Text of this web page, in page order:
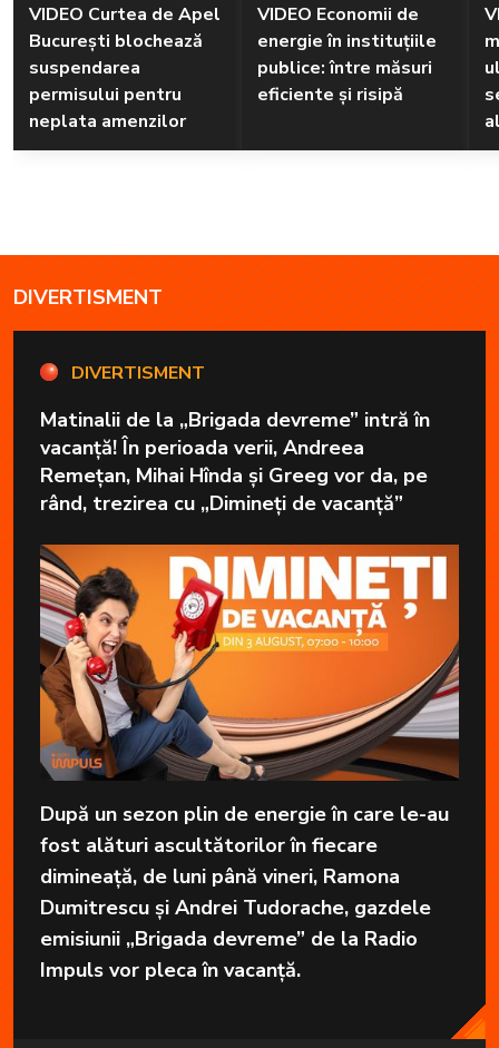
VIDEO Curtea de Apel
București blochează
suspendarea
permisului pentru
neplata amenzilor
VIDEO Economii de
energie în instituțiile
publice: între măsuri
eficiente și risipă
DIVERTISMENT
DIVERTISMENT
Matinalii de la „Brigada devreme” intră în
vacanță! În perioada verii, Andreea
Remețan, Mihai Hînda și Greeg vor da, pe
rând, trezirea cu „Dimineți de vacanță”
După un sezon plin de energie în care le-au
fost alături ascultătorilor în fiecare
dimineață, de luni până vineri, Ramona
Dumitrescu și Andrei Tudorache, gazdele
emisiunii „Brigada devreme” de la Radio
Impuls vor pleca în vacanță.